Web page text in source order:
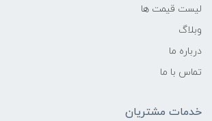
لیست قیمت ها
وبلاگ
درباره ما
تماس با ما
خدمات مشتریان